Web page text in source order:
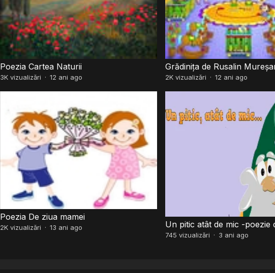
Poezia Cartea Naturii
3Kvizualizări · 12 ani ago
Grădinița de Rusalin
2Kvizualizări · 12 ani ago
Poezia De ziua mamei
2Kvizualizări · 13 ani ago Un pitic atât de mic -poezie
745 vizualizări · 3 ani ago